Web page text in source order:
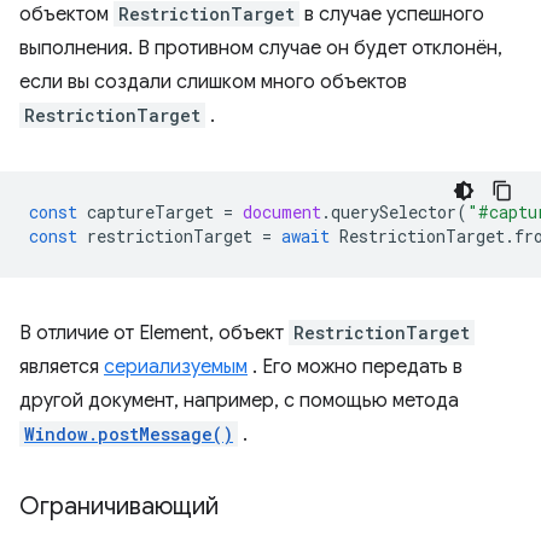
объектом RestrictionTarget в случае успешного
выполнения. В противном случае он будет отклонён,
если вы создали слишком много объектов
RestrictionTarget .
const captureTarget = document .querySelector(
const restrictionTarget = await RestrictionTarget .
В отличие от Element, объект RestrictionTarget
является сериализуемым . Его можно передать в
другой документ, например, с помощью метода
Window.postMessage() .
Ограничивающий